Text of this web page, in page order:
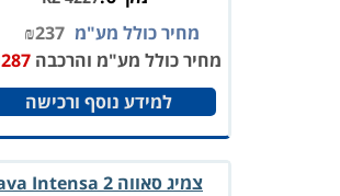
מחיר כולל מע"מ ₪237
מחיר כולל מע"מ והרכבה
₪287
למידע נוסף ורכישה
צמיג סאווה Sava Intensa 2